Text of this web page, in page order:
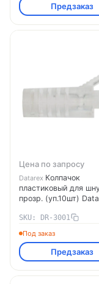
Предзаказ
Цена по запросу
Datarex Колпачок
пластиковый для
прозр. (уп.10шт)
SKU: DR-3001
Под заказ
Предзаказ